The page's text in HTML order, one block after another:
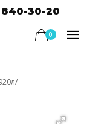
840-30-20
0